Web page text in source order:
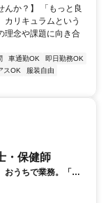
んか？】 「もっと良
カリキュラムという
理念や課題に向き合
車通勤OK
即日勤務OK
スOK
服装自由
・保健師
おうちで業務。「も
日の日中だけ」「夕
時間調整が可能で